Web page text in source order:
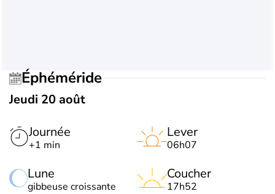
Éphéméride
Jeudi 20 août
Journée
+1 min
Lune
gibbeuse croissante
Lever
06h07
Coucher
17h52